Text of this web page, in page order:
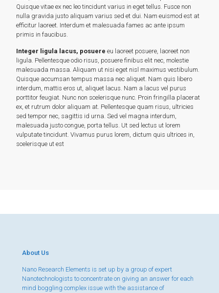
Quisque vitae ex nec leo tincidunt varius in eget tellus. Fusce non
nulla gravida justo aliquam varius sed et dui. Nam euismod est at
efficitur laoreet. Interdum et malesuada fames ac ante ipsum
primis in faucibus.
Integer ligula lacus, posuere eu laoreet posuere, laoreet non
ligula. Pellentesque odio risus, posuere finibus elit nec, molestie
malesuada massa. Aliquam ut nisi eget nisl maximus vestibulum.
Quisque accumsan tempus massa nec aliquet. Nam quis libero
interdum, mattis eros ut, aliquet lacus. Nam a lacus vel purus
porttitor feugiat. Nunc non scelerisque nunc. Proin fringilla placerat
ex, et rutrum dolor aliquam at. Pellentesque quam risus, ultricies
sed tempor nec, sagittis id urna. Sed vel magna interdum,
malesuada justo congue, porta tellus. Ut sed lectus ut lorem
vulputate tincidunt. Vivamus purus lorem, dictum quis ultrices in,
scelerisque ut est
About Us
Nano Research Elements is set up by a group of expert
Nanotechnologists to concentrate on giving an answer for each
mind boggling complex issue with the assistance of